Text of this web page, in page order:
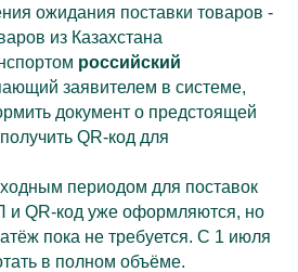
ожидания поставки товаров -
из Казахстана
российский
заявителем в системе,
документ о предстоящей
QR-код для
периодом для поставок
и QR-код уже оформляются, но
пока не требуется. С 1 июля
в полном объёме.